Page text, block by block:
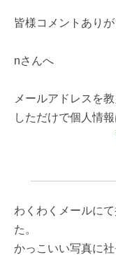
皆様コメントあり
nさんへ
メールアドレスを
しただけで個人情
わくわくメールに
た。
かっこいい写真に